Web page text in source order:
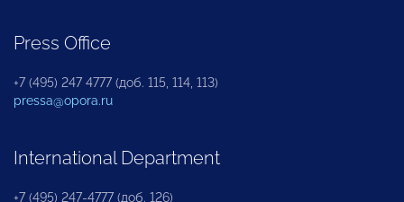
Press Office
+7 (495) 247 4777 (доб. 115, 114, 113)
pressa@opora.ru
International Department
+7 (495) 247-4777 (доб. 126)